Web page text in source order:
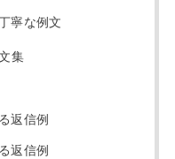
寧な例文
集
返信例
返信例